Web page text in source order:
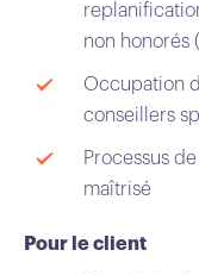
non honorés
Occupation
conseillers
Processus
maîtrisé
Pour le client